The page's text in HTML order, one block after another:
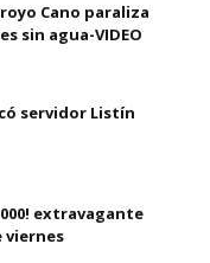
Cano paraliza
sin agua-VIDEO
servidor Listín
extravagante
viernes